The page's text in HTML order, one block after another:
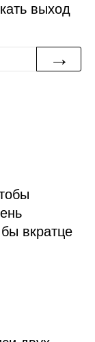
выход
→
вкратце